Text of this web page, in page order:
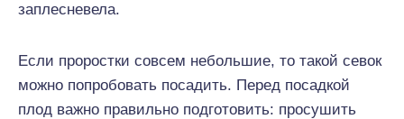
заплесневела.
Если проростки совсем небольшие, то такой севок
можно попробовать посадить. Перед посадкой
плод важно правильно подготовить: просушить